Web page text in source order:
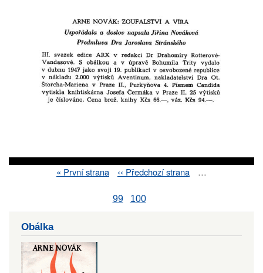
First
« První strana
Previous
‹‹ Předchozí strana …
99 100
Obálka